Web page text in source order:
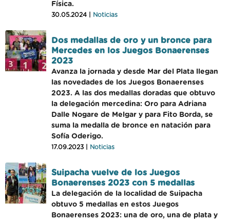
Física.
30.05.2024 | Noticias
Dos medallas de oro y un bronce para
Mercedes en los Juegos Bonaerenses
2023
Avanza la jornada y desde Mar del Plata llegan
las novedades de los Juegos Bonaerenses
2023. A las dos medallas doradas que obtuvo
la delegación mercedina: Oro para Adriana
Dalle Nogare de Melgar y para Fito Borda, se
suma la medalla de bronce en natación para
Sofía Oderigo.
17.09.2023 | Noticias
Suipacha vuelve de los Juegos
Bonaerenses 2023 con 5 medallas
La delegación de la localidad de Suipacha
obtuvo 5 medallas en estos Juegos
Bonaerenses 2023: una de oro, una de plata y